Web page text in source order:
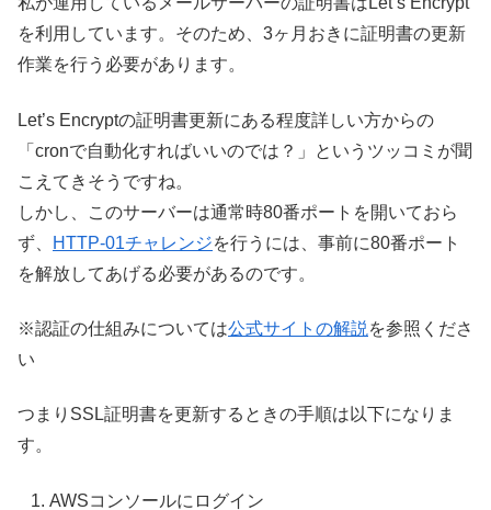
を利用しています。そのため、3ヶ月おきに証明書の更新
作業を行う必要があります。
Let’s Encryptの証明書更新にある程度詳しい方からの
「cronで自動化すればいいのでは？」というツッコミが聞
こえてきそうですね。
しかし、このサーバーは通常時80番ポートを開いておら
ず、
HTTP-01チャレンジを行うには、事前に80番ポート
を解放してあげる必要があるのです。
※認証の仕組みについては公式サイトの解説 を参照くださ
い
つまりSSL証明書を更新するときの手順は以下になりま
す。
AWSコンソールにログイン